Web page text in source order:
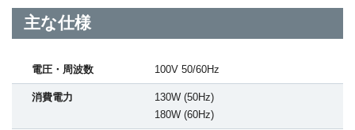
主な仕様
電圧・周波数 100V 50/60Hz
消費電力
130W (50Hz)
180W (60Hz)